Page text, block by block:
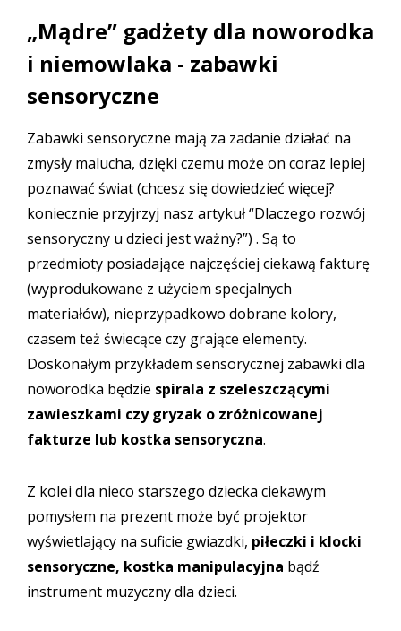
„Mądre” gadżety dla noworodka
i niemowlaka - zabawki
sensoryczne
Zabawki sensoryczne mają za zadanie działać na
zmysły malucha, dzięki czemu może on coraz lepiej
poznawać świat (chcesz się dowiedzieć więcej?
koniecznie przyjrzyj nasz artykuł“Dlaczego rozwój
sensoryczny u dzieci jest ważny?”) . Są to
przedmioty posiadające najczęściej ciekawą fakturę
(wyprodukowane z użyciem specjalnych
materiałów), nieprzypadkowo dobrane kolory,
czasem też świecące czy grające elementy.
Doskonałym przykładem sensorycznej zabawki dla
noworodka będzie spirala z szeleszczącymi
zawieszkami czy gryzak o zróżnicowanej
fakturze lub kostka sensoryczna.
Z kolei dla nieco starszego dziecka ciekawym
pomysłem na prezent może być projektor
wyświetlający na suficie gwiazdki, piłeczki i klocki
sensoryczne, kostka manipulacyjna bądź
instrument muzyczny dla dzieci.